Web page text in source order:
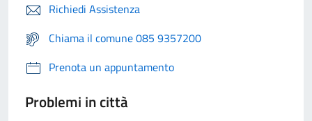
Richiedi Assistenza
Chiama il comune 085 9357200
Prenota un appuntamento
Problemi in città